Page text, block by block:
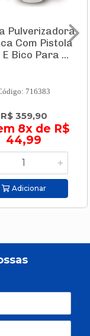
Pulverizadora
Com Pistola
E Bico Para ...
716383
R$ 359,90
8x de R$
44,99
Adicionar